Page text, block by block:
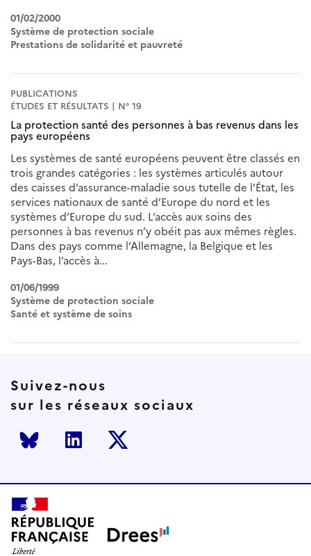
01/02/2000
Système de protection sociale
Prestations de solidarité et pauvreté
PUBLICATIONS
ÉTUDES ET RÉSULTATS | N° 19
La protection santé des personnes à bas revenus dans les
pays européens
Les systèmes de santé européens peuvent être classés en
trois grandes catégories : les systèmes articulés autour
des caisses d’assurance-maladie sous tutelle de l’État, les
services nationaux de santé d’Europe du nord et les
systèmes d’Europe du sud. L’accès aux soins des
personnes à bas revenus n’y obéit pas aux mêmes règles.
Dans des pays comme l’Allemagne, la Belgique et les
Pays-Bas, l’accès à...
01/06/1999
Système de protection sociale
Santé et système de soins
Suivez-nous
sur les réseaux sociaux
Bluesky LinkedInTwitter